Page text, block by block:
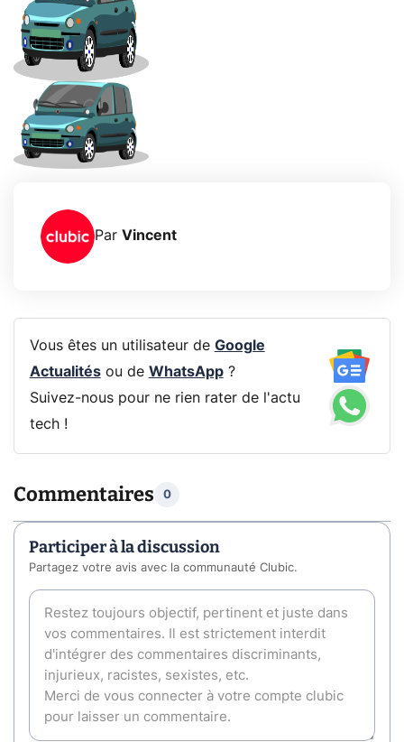
Par Vincent
Vous êtes un utilisateur de Google
Actualitésou de WhatsApp?
Suivez-nous pour ne rien rater de l'actu
tech !
Commentaires 0
Participer à la discussion
Partagez votre avis avec la communauté Clubic.